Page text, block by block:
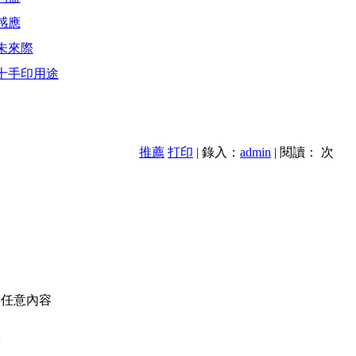
應
來際
手印用途
推薦 打印 | 錄入： admin | 閱讀：
次
意內容